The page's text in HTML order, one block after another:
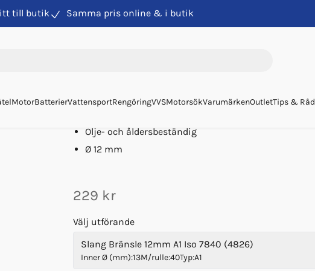
till butik Samma pris online & i butik
MotorBatterierVattensportRengöringVVSMotorsökVarumärkenOutletTips & Råd
Bränsleslang Slang Bränsle 12mm A1 Iso 7840
Olje- och åldersbeständig
Ø 12 mm
229 kr
Välj utförande
Slang Bränsle 12mm A1 Iso 7840 (4826)
Inner Ø (mm):13M/rulle:40Typ:A1